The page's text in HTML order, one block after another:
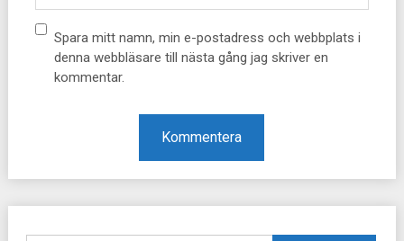
Spara mitt namn, min e-postadress och webbplats i
denna webbläsare till nästa gång jag skriver en
kommentar.